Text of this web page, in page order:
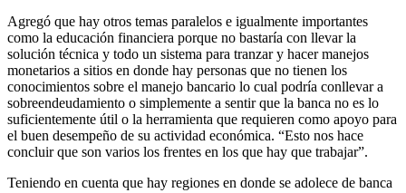
Agregó que hay otros temas paralelos e igualmente importantes
como la educación financiera porque no bastaría con llevar la
solución técnica y todo un sistema para tranzar y hacer manejos
monetarios a sitios en donde hay personas que no tienen los
conocimientos sobre el manejo bancario lo cual podría conllevar a
sobreendeudamiento o simplemente a sentir que la banca no es lo
suficientemente útil o la herramienta que requieren como apoyo para
el buen desempeño de su actividad económica. “Esto nos hace
concluir que son varios los frentes en los que hay que trabajar”.
Teniendo en cuenta que hay regiones en donde se adolece de banca